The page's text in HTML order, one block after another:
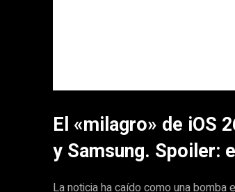
El «milagro» de iOS
y Samsung. Spoiler:
La noticia ha caído como una bomba